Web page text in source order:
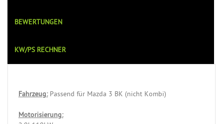
BEWERTUNGEN
KW/PS RECHNER
Fahrzeug:Passend für Mazda 3 BK (nicht Kombi)
Motorisierung: